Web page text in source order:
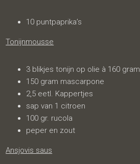
10 puntpaprika’s
Tonijnmousse
3 blikjes tonijn op olie à 160 gram
150 gram mascarpone
2,5 eetl. Kappertjes
sap van 1 citroen
100 gr. rucola
peper en zout
Ansjovis saus